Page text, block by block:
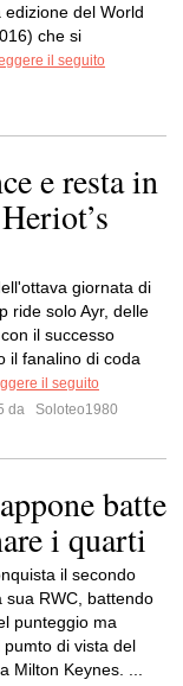
del World
che si
il seguito
e resta in
giornata di
ride solo Ayr, delle
il successo
il fanalino di coda
il seguito
da
Soloteo1980
batte
i quarti
il secondo
sua RWC, battendo
punteggio ma
di vista del
Milton Keynes. ...